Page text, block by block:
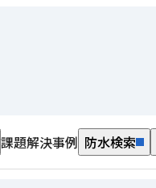
課題解決事例 防水検索